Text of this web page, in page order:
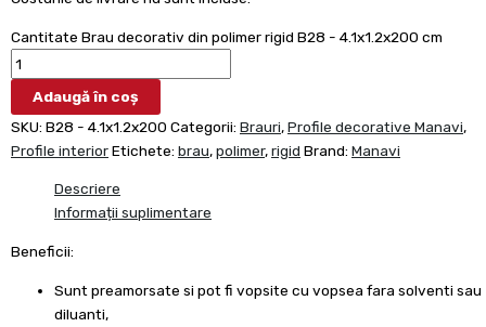
Cantitate Brau decorativ din polimer rigid B28 - 4.1x1.2x200 cm
Adaugă în coș
SKU: B28 - 4.1x1.2x200 Categorii: Brauri,Profile decorative Manavi,
Profile interiorEtichete: brau,polimer,rigid Brand: Manavi
Descriere
Informații suplimentare
Beneficii:
Sunt preamorsate si pot fi vopsite cu vopsea fara solventi sau
diluanti,